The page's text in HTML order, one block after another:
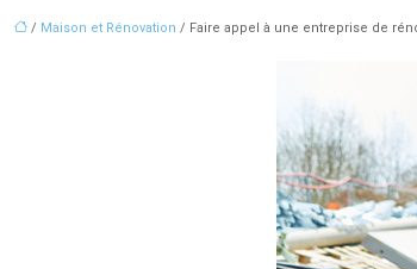
/ Maison et Rénovation / Faire appel à une entreprise de